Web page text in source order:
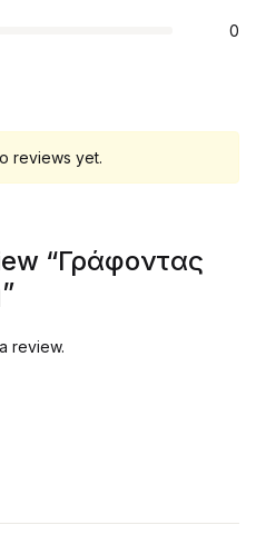
0
reviews yet.
“Γράφοντας
review.